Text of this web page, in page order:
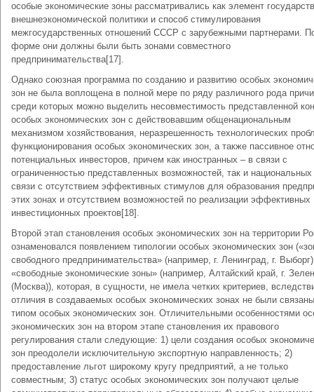
особые экономические зоны рассматривались как элемент
внешнеэкономической политики и способ стимулирования
межгосударственных отношений СССР с зарубежными партнерами.
форме они должны были быть зонами совместного
предпринимательства[17].
Однако союзная программа по созданию и развитию особых
зон не была воплощена в полной мере по ряду различного рода
среди которых можно выделить несовместимость представленной
особых экономических зон с действовавшим общенациональным
механизмом хозяйствования, неразрешенность технологических
функционирования особых экономических зон, а также пассивное
потенциальных инвесторов, причем как иностранных – в связи с
ограниченностью представленных возможностей, так и
связи с отсутствием эффективных стимулов для образования
этих зонах и отсутствием возможностей по реализации эффективных
инвестиционных проектов[18].
Второй этап становления особых экономических зон на территории
ознаменовался появлением типологии особых экономических зон
свободного предпринимательства» (например, г. Ленинград, г.
«свободные экономические зоны» (например, Алтайский край, г.
(Москва)), которая, в сущности, не имела четких критериев,
отличия в создаваемых особых экономических зонах не были
типом особых экономических зон. Отличительными особенностями
экономических зон на втором этапе становления их правового
регулирования стали следующие: 1) цели создания особых
зон преодолели исключительную экспортную направленность; 2)
предоставление льгот широкому кругу предприятий, а не только
совместным; 3) статус особых экономических зон получают целые